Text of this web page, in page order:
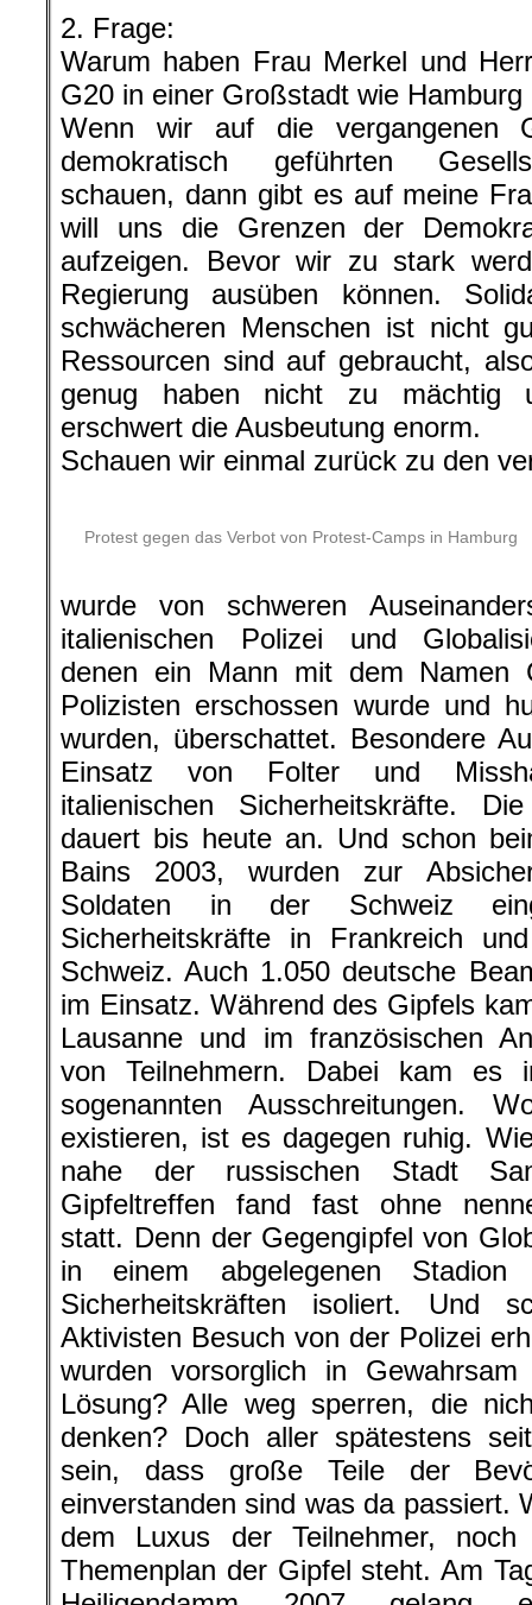
2. Frage:
Warum haben Frau Merkel und
G20 in einer Großstadt wie Hamburg
Wenn wir auf die vergangenen
demokratisch geführten
schauen, dann gibt es auf meine
will uns die Grenzen der
aufzeigen. Bevor wir zu stark
Regierung ausüben können.
schwächeren Menschen ist nicht
Ressourcen sind auf gebraucht,
genug haben nicht zu mächtig
erschwert die Ausbeutung enorm.
Schauen wir einmal zurück zu den
Protest gegen das Verbot von Protest-Camps in Hamburg
wurde von schweren
italienischen Polizei und
denen ein Mann mit dem Namen
Polizisten erschossen wurde und
wurden, überschattet. Besondere
Einsatz von Folter und
italienischen Sicherheitskräfte.
dauert bis heute an. Und schon
Bains 2003, wurden zur
Soldaten in der Schweiz
Sicherheitskräfte in Frankreich
Schweiz. Auch 1.050 deutsche
im Einsatz. Während des Gipfels
Lausanne und im französischen
von Teilnehmern. Dabei kam es
sogenannten Ausschreitungen.
existieren, ist es dagegen ruhig.
nahe der russischen Stadt
Gipfeltreffen fand fast ohne
statt. Denn der Gegengipfel von
in einem abgelegenen
Sicherheitskräften isoliert. Und
Aktivisten Besuch von der Polizei
wurden vorsorglich in
Lösung? Alle weg sperren, die
denken? Doch aller spätestens
sein, dass große Teile der
einverstanden sind was da passiert.
dem Luxus der Teilnehmer,
Themenplan der Gipfel steht. Am